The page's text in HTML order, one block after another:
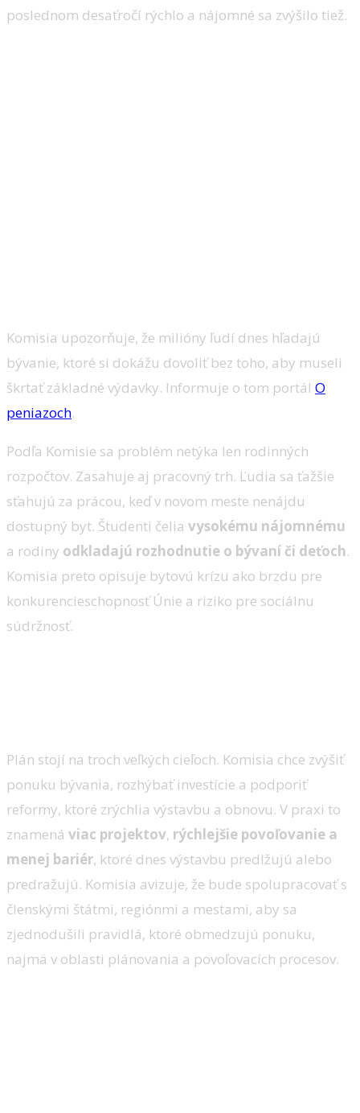
poslednom desaťročí rýchlo a nájomné sa zvýšilo tiež.
Komisia upozorňuje, že milióny ľudí dnes hľadajú
bývanie, ktoré si dokážu dovoliť bez toho, aby museli
škrtať základné výdavky. Informuje o tom portál O
peniazoch.
Podľa Komisie sa problém netýka len rodinných
rozpočtov. Zasahuje aj pracovný trh. Ľudia sa ťažšie
sťahujú za prácou, keď v novom meste nenájdu
dostupný byt. Študenti čelia vysokému nájomnému
a rodiny odkladajú rozhodnutie o bývaní či deťoch.
Komisia preto opisuje bytovú krízu ako brzdu pre
konkurencieschopnosť Únie a riziko pre sociálnu
súdržnosť.
Plán stojí na troch veľkých cieľoch. Komisia chce zvýšiť
ponuku bývania, rozhýbať investície a podporiť
reformy, ktoré zrýchlia výstavbu a obnovu. V praxi to
znamená viac projektov, rýchlejšie povoľovanie a
menej bariér, ktoré dnes výstavbu predlžujú alebo
predražujú. Komisia avizuje, že bude spolupracovať s
členskými štátmi, regiónmi a mestami, aby sa
zjednodušili pravidlá, ktoré obmedzujú ponuku,
najmä v oblasti plánovania a povoľovacích procesov.